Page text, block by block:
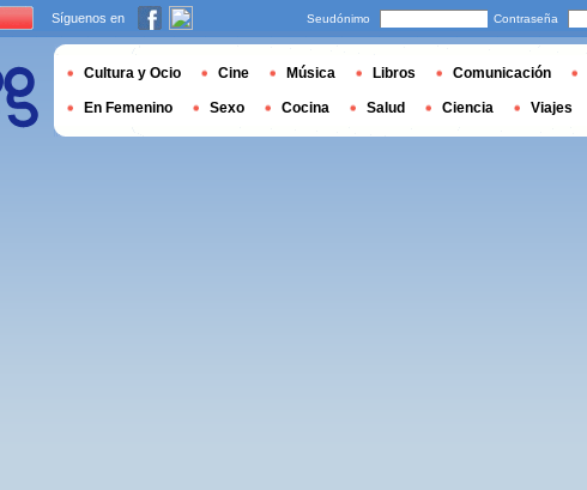
Síguenos en Seudónimo Contraseña
Cultura y Ocio Cine Música Libros Comunicación
En Femenino Sexo Cocina Salud Ciencia Viajes